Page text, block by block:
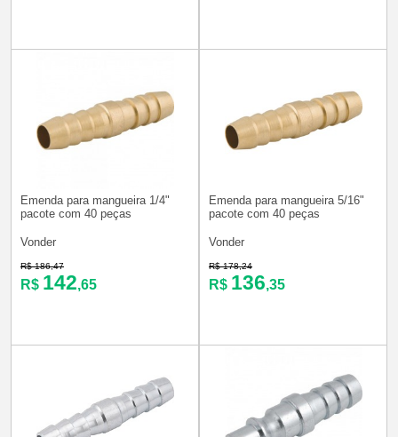
Emenda para mangueira 1/4"
pacote com 40 peças
Vonder
R$ 186,47
R$ 142,65
Emenda para mangueira 5/16"
pacote com 40 peças
Vonder
R$ 178,24
R$ 136,35